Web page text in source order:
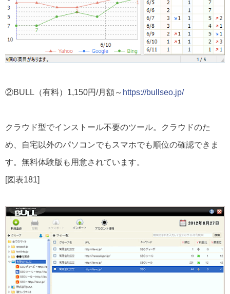
②BULL（有料）1,150円/月額～ https://bullseo.jp/
クラウド型でインストール不要のツール。クラウドのた
め、自宅以外のパソコンでもスマホでも順位の確認できま
す。無料体験版も用意されています。
[図表181]